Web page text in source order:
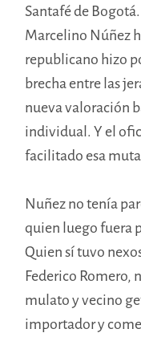
Santafé de
Marcelino Núñez
republicano hizo
brecha entre las
nueva valoración
individual. Y el
facilitado esa
Nuñez no tenía
quien luego fuera
Quien sí tuvo
Federico Romero,
mulato y vecino
importador y